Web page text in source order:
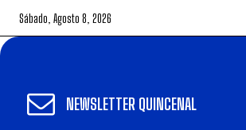
Sábado, Agosto 8, 2026
NEWSLETTER QUINCENAL